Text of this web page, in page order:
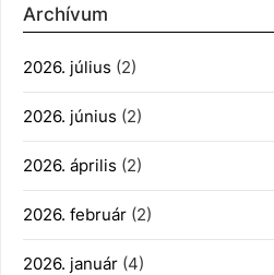
Archívum
2026. július (2)
2026. június (2)
2026. április (2)
2026. február (2)
2026. január (4)